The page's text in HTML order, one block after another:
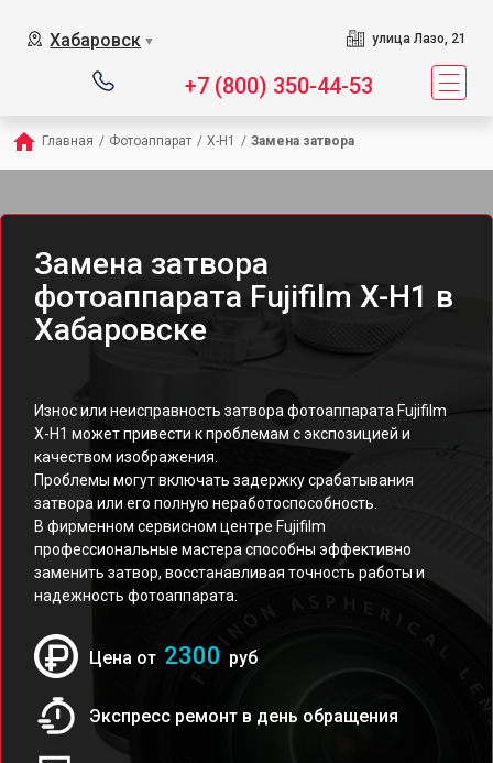
Хабаровск ▼ улица Лазо, 21
+7 (800) 350-44-53
Главная / Фотоаппарат / X-H1 / Замена затвора
Замена затвора
фотоаппарата Fujifilm X-H1 в
Хабаровске
Износ или неисправность затвора фотоаппарата Fujifilm
X-H1 может привести к проблемам с экспозицией и
качеством изображения.
Проблемы могут включать задержку срабатывания
затвора или его полную неработоспособность.
В фирменном сервисном центре Fujifilm
профессиональные мастера способны эффективно
заменить затвор, восстанавливая точность работы и
надежность фотоаппарата.
Цена от 2300 руб
Экспресс ремонт в день обращения